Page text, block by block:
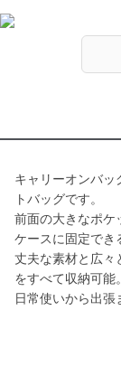
キャリーオンバッ
トバッグです。
前面の大きなポケ
ケースに固定でき
丈夫な素材と広々
をすべて収納可能。
日常使いから出張